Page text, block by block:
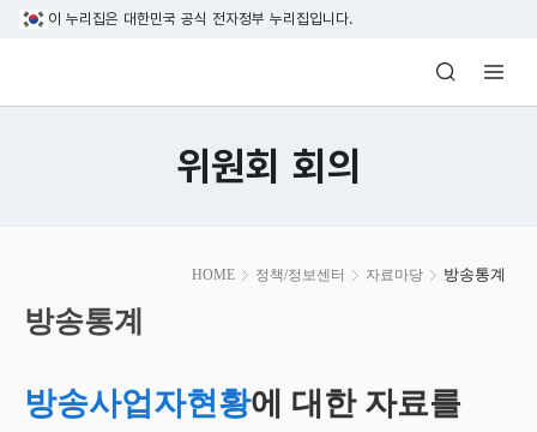
본문 바로가기
이 누리집은 대한민국 공식 전자정부 누리집입니다.
방송미디어통신위원회 Korea Media
위원회 회의
HOME 정책/정보센터 자료마당 방송통계
시
작
방송통계
방송사업자현황에 대한 자료를